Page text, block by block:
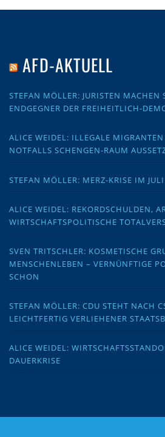
AFD-AKTUELL
STEFAN MÖLLER: JURISTEN
ENDGEGNER DER FREIHEITLICH-
ALICE WEIDEL: ILLEGALE
NOTFALLS SCHENGEN-RAUM
STEFAN MÖLLER: MERZ-KRISE IM JULI
ALICE WEIDEL: REKORDSCHULDEN,
WIRTSCHAFTSPOLITISCHE
SVEN TRITSCHLER: KOSMETISCHE
MENSCHENLEBEN – VERNÜNFTIGE
SCHON
STEFAN MÖLLER: CDU STEHT NACH
LEICHTFERTIG VERLIEHENER
ALICE WEIDEL:
DAUERKRISE